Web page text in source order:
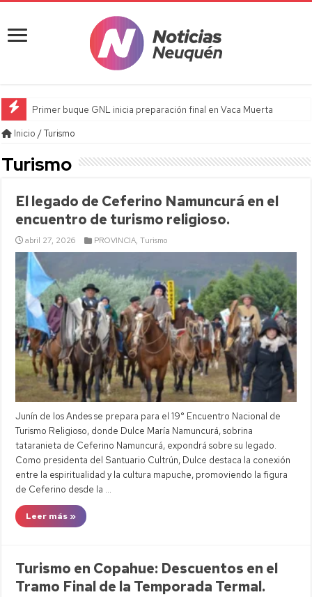
Primer buque GNL inicia preparación final en Vaca Muerta
Inicio /Turismo
Turismo
El legado de Ceferino Namuncurá en el
encuentro de turismo religioso.
abril 27, 2026 PROVINCIA,Turismo
Junín de los Andes se prepara para el 19° Encuentro Nacional de
Turismo Religioso, donde Dulce María Namuncurá, sobrina
tataranieta de Ceferino Namuncurá, expondrá sobre su legado.
Como presidenta del Santuario Cultrún, Dulce destaca la conexión
entre la espiritualidad y la cultura mapuche, promoviendo la figura
de Ceferino desde la …
Leer más »
Turismo en Copahue: Descuentos en el
Tramo Final de la Temporada Termal.